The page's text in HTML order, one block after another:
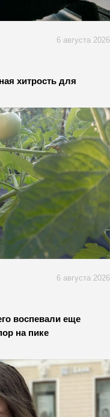
6 августа 2026
хитрость для
6 августа 2026
воспевали еще
на пике